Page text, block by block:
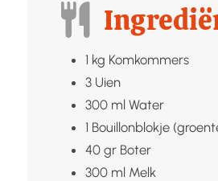
1 kg Komkommers
3 Uien
300 ml Water
1 Bouillonblokje
40 gr Boter
300 ml Melk